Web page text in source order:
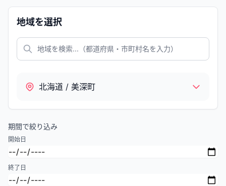
地域を選択
北海道 / 美深町
期間で絞り込み
開始日
終了日